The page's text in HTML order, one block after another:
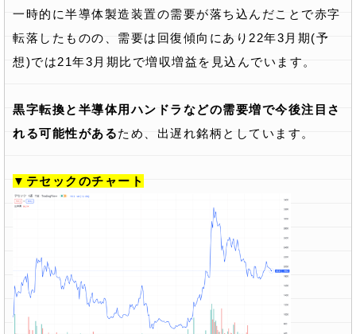
一時的に半導体製造装置の需要が落ち込んだことで赤字
転落したものの、需要は回復傾向にあり22年3月期(予
想)では21年3月期比で増収増益を見込んでいます。
黒字転換と半導体用ハンドラなどの需要増で今後注目さ
れる可能性があるため、出遅れ銘柄としています。
▼テセックのチャート